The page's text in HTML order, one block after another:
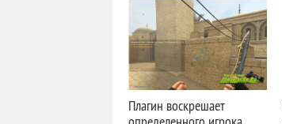
Плагин воскрешает